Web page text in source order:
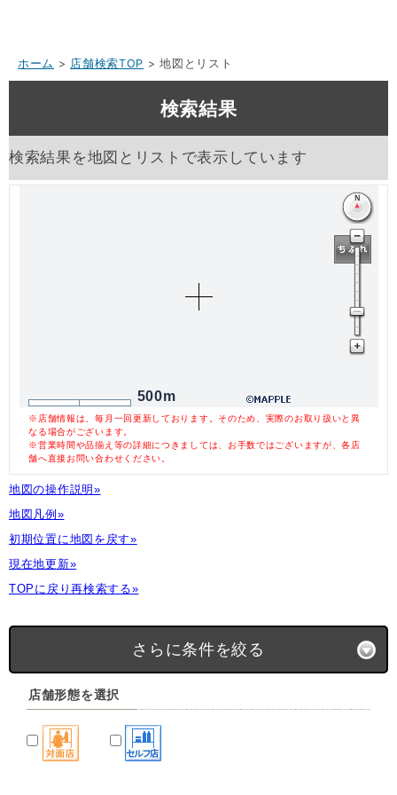
ホーム > 店舗検索TOP > 地図とリスト
検索結果
検索結果を地図とリストで表示しています
500m
※店舗情報は、毎月一回更新しております。そのため、実際のお取り扱いと異
なる場合がございます。
※営業時間や品揃え等の詳細につきましては、お手数ではございますが、各店
舗へ直接お問い合わせください。
地図の操作説明»
地図凡例»
初期位置に地図を戻す»
現在地更新»
TOPに戻り再検索する»
さらに条件を絞る
店舗形態を選択